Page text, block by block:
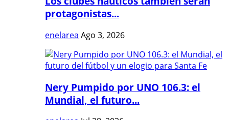
protagonistas...
enelarea Ago 3, 2026
Nery Pumpido por UNO 106.3: el
Mundial, el futuro...